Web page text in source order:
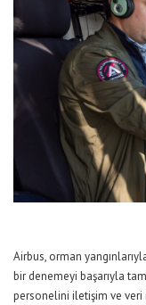
Airbus, orman
bir denemeyi başarıyla
personelini iletişim ve veri